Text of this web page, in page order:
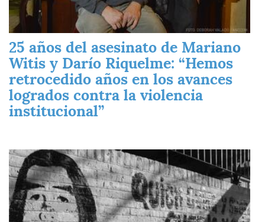
25 años del asesinato de Mariano
Witis y Darío Riquelme: “Hemos
retrocedido años en los avances
logrados contra la violencia
institucional”
Imagen